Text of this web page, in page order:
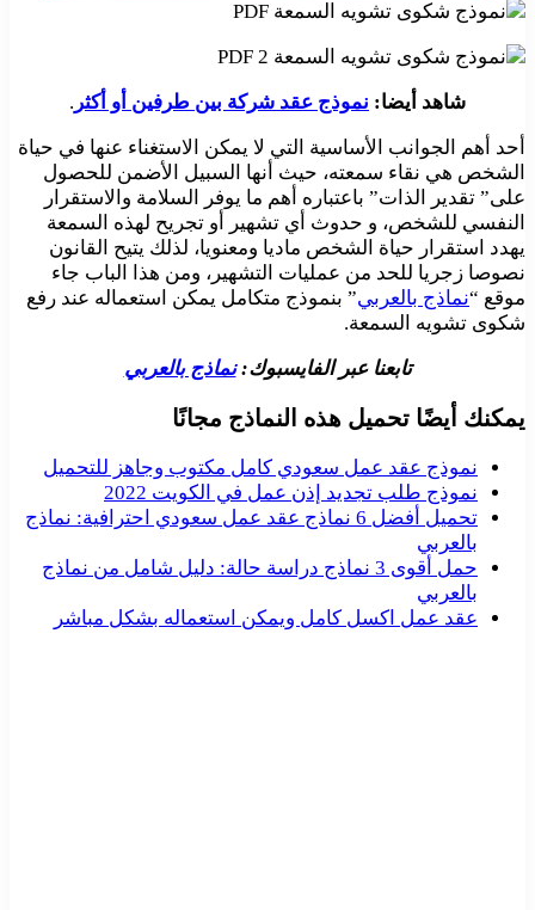
شاهد أيضا: نموذج عقد شركة بين طرفين أو أكثر .
أحد أهم الجوانب الأساسية التي لا يمكن الاستغناء عنها في حياة
الشخص هي نقاء سمعته، حيث أنها السبيل الأضمن للحصول
على” تقدير الذات” باعتباره أهم ما يوفر السلامة والاستقرار
النفسي للشخص، و حدوث أي تشهير أو تجريح لهذه السمعة
يهدد استقرار حياة الشخص ماديا ومعنويا، لذلك يتيح القانون
نصوصا زجريا للحد من عمليات التشهير، ومن هذا الباب جاء
موقع “نماذج بالعربي” بنموذج متكامل يمكن استعماله عند رفع
شكوى تشويه السمعة.
تابعنا عبر الفايسبوك:نماذج بالعربي
يمكنك أيضًا تحميل هذه النماذج مجانًا
نموذج عقد عمل سعودي كامل مكتوب وجاهز للتحميل
نموذج طلب تجديد إذن عمل في الكويت 2022
تحميل أفضل 6 نماذج عقد عمل سعودي احترافية: نماذج
بالعربي
حمل أقوى 3 نماذج دراسة حالة: دليل شامل من نماذج
بالعربي
عقد عمل اكسل كامل ويمكن استعماله بشكل مباشر